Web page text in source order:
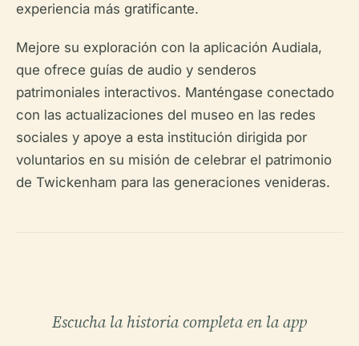
experiencia más gratificante.
Mejore su exploración con la aplicación Audiala,
que ofrece guías de audio y senderos
patrimoniales interactivos. Manténgase conectado
con las actualizaciones del museo en las redes
sociales y apoye a esta institución dirigida por
voluntarios en su misión de celebrar el patrimonio
de Twickenham para las generaciones venideras.
Escucha la historia completa en la app